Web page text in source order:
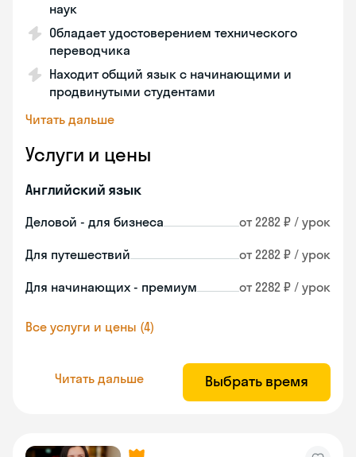
наук
Обладает удостоверением технического
переводчика
Находит общий язык с начинающими и
продвинутыми студентами
Читать дальше
Услуги и цены
Английский язык
Деловой - для бизнеса от 2282 ₽ / урок
Для путешествий от 2282 ₽ / урок
Для начинающих - премиум от 2282 ₽ / урок
Все услуги и цены (4)
Читать дальше Выбрать время